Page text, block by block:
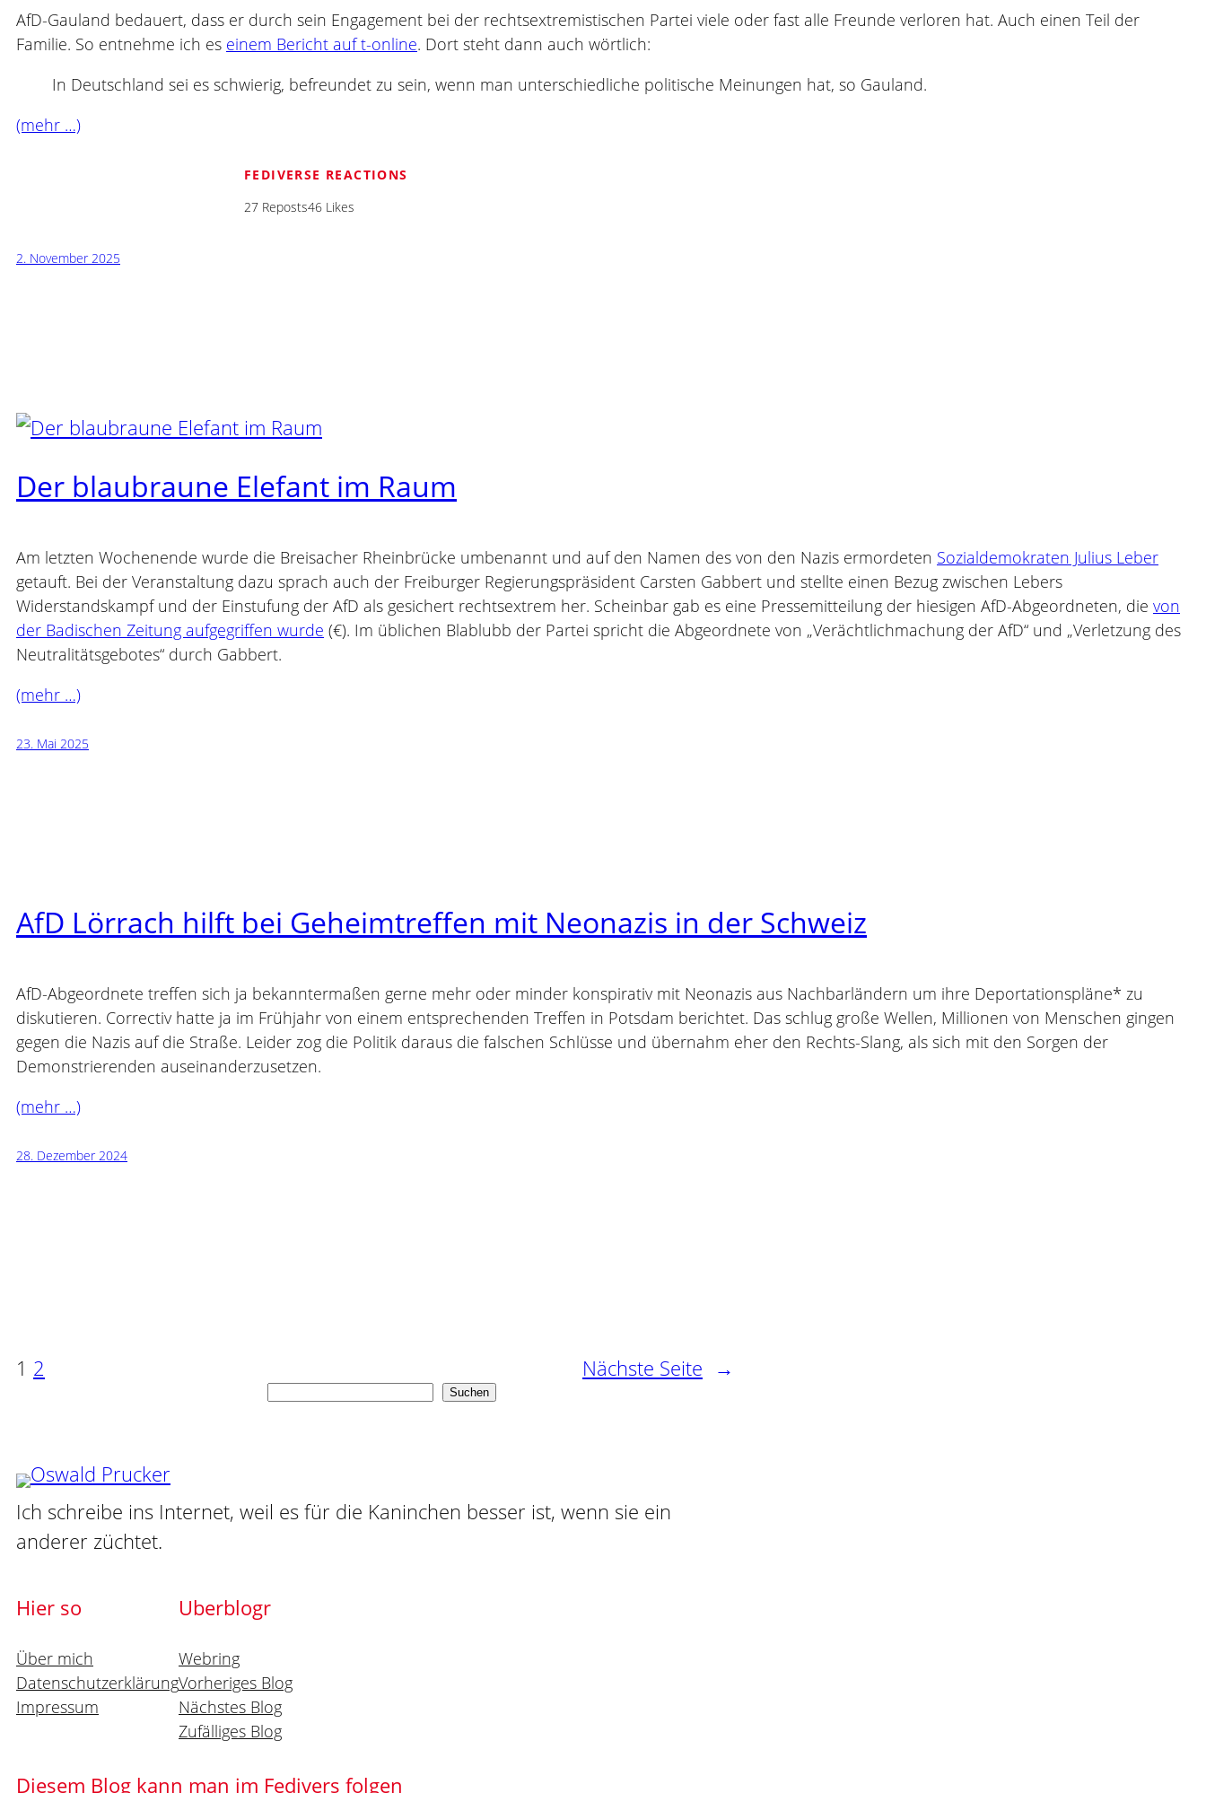
AfD-Gauland bedauert, dass er durch sein Engagement bei der rechtsextremistischen Partei viele oder fast alle Freunde verloren hat. Auch einen Teil der
Familie. So entnehme ich es einem Bericht auf t-online. Dort steht dann auch wörtlich:
In Deutschland sei es schwierig, befreundet zu sein, wenn man unterschiedliche politische Meinungen hat, so Gauland.
(mehr …)
FEDIVERSE REACTIONS
27 Reposts46 Likes
2. November 2025
Der blaubraune Elefant im Raum
Am letzten Wochenende wurde die Breisacher Rheinbrücke umbenannt und auf den Namen des von den Nazis ermordeten Sozialdemokraten Julius Leber
getauft. Bei der Veranstaltung dazu sprach auch der Freiburger Regierungspräsident Carsten Gabbert und stellte einen Bezug zwischen Lebers
Widerstandskampf und der Einstufung der AfD als gesichert rechtsextrem her. Scheinbar gab es eine Pressemitteilung der hiesigen AfD-Abgeordneten, die von
der Badischen Zeitung aufgegriffen wurde (€). Im üblichen Blablubb der Partei spricht die Abgeordnete von „Verächtlichmachung der AfD“ und „Verletzung des
Neutralitätsgebotes“ durch Gabbert.
(mehr …)
23. Mai 2025
AfD Lörrach hilft bei Geheimtreffen mit Neonazis in der Schweiz
AfD-Abgeordnete treffen sich ja bekanntermaßen gerne mehr oder minder konspirativ mit Neonazis aus Nachbarländern um ihre Deportationspläne* zu
diskutieren. Correctiv hatte ja im Frühjahr von einem entsprechenden Treffen in Potsdam berichtet. Das schlug große Wellen, Millionen von Menschen gingen
gegen die Nazis auf die Straße. Leider zog die Politik daraus die falschen Schlüsse und übernahm eher den Rechts-Slang, als sich mit den Sorgen der
Demonstrierenden auseinanderzusetzen.
(mehr …)
28. Dezember 2024
1 2 Nächste Seite →
Suchen
Ich schreibe ins Internet, weil es für die Kaninchen besser ist, wenn sie ein
anderer züchtet.
Hier so
Über mich
Datenschutzerklärung
Impressum
Uberblogr
Webring
Vorheriges Blog
Nächstes Blog
Zufälliges Blog
Diesem Blog kann man im Fedivers folgen